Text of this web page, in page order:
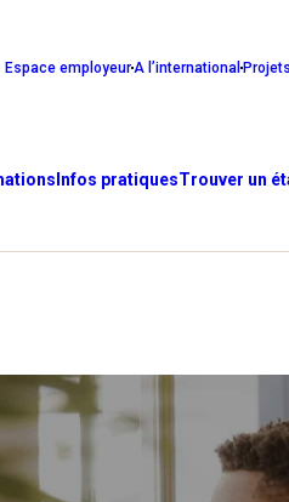
Espace employeurA l’international
Infos pratiquesTrouver un